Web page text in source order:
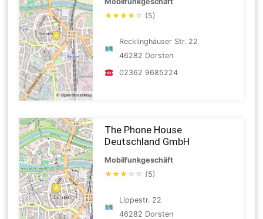
★★★★ ☆ (5)
Recklinghäuser Str. 22
46282 Dorsten
02362 9685224
The Phone House
Deutschland GmbH
Mobilfunkgeschäft
★★★ ☆ ☆ (5)
Lippestr. 22
46282 Dorsten